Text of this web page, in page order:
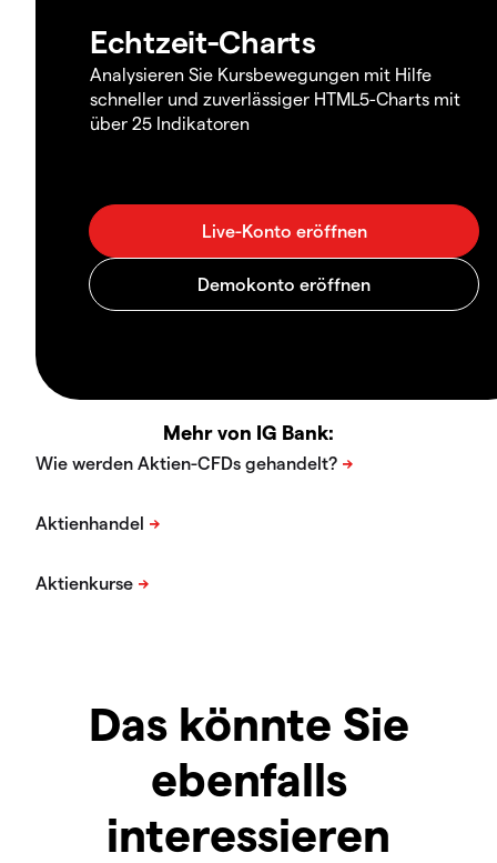
Echtzeit-Charts
Analysieren Sie Kursbewegungen mit Hilfe
schneller und zuverlässiger HTML5-Charts mit
über 25 Indikatoren
Mehr von IG Bank:
Das könnte Sie
ebenfalls
interessieren